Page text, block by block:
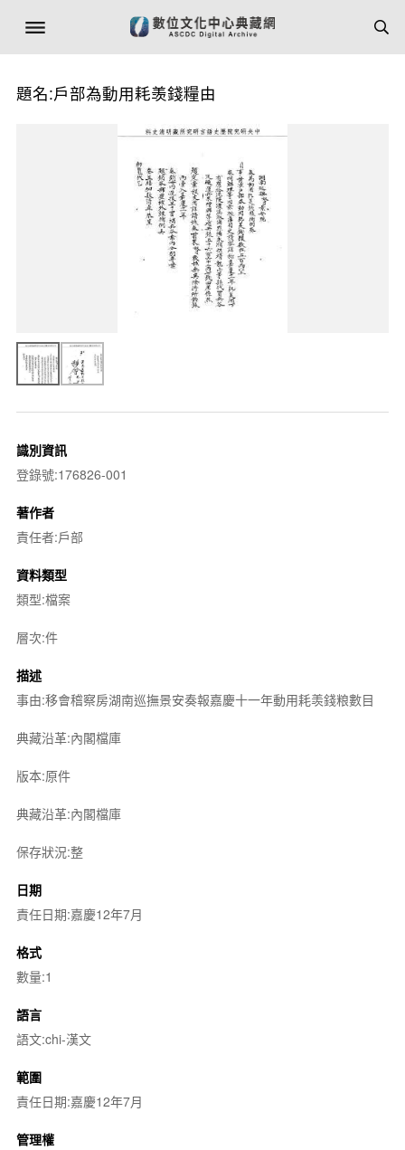
題名:戶部為動用耗羡錢糧由
識別資訊
登錄號:176826-001
著作者
責任者:戶部
資料類型
類型:檔案
層次:件
描述
事由:移會稽察房湖南巡撫景安奏報嘉慶十一年動用耗羡錢粮數目
典藏沿革:內閣檔庫
版本:原件
典藏沿革:內閣檔庫
保存狀況:整
日期
責任日期:嘉慶12年7月
格式
數量:1
語言
語文:chi-漢文
範圍
責任日期:嘉慶12年7月
管理權